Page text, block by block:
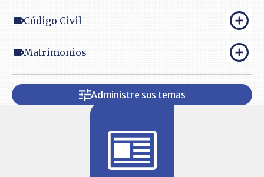
Código Civil
Matrimonios
Administre sus temas